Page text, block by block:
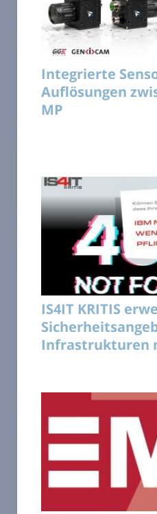
Integrierte
Auflösungen
MP
IS4IT KRITIS
Infrastrukturen